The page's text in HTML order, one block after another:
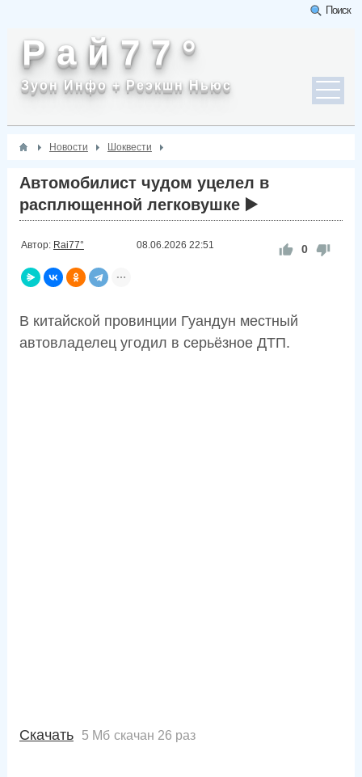
Поиск
Р а й 7 7 °
Зуон Инфо + Реэкшн Ньюс
Новости Шоквести
Автомобилист чудом уцелел в
расплющенной легковушке ▶️
Автор: Rai77° 08.06.2026 22:51 0
В китайской провинции Гуандун местный
автовладелец угодил в серьёзное ДТП.
Скачать 5 Мб скачан 26 раз